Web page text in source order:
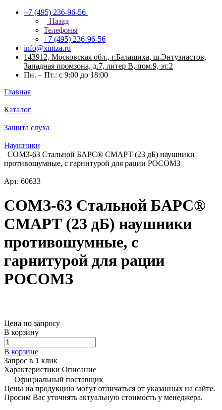
+7 (495) 236-96-56
Назад
Телефоны
+7 (495) 236-96-56
info@ximza.ru
143912, Московская обл., г.Балашиха, ш.Энтузиастов,
Западная промзона, д.7, литер В, пом.9, эт.2
Пн. – Пт.: с 9:00 до 18:00
Главная
Каталог
Защита слуха
Наушники
СОМЗ-63 Стальной БАРС® СМАРТ (23 дБ) наушники
противошумные, с гарнитурой для рации РОСОМЗ
Арт. 60633
СОМЗ-63 Стальной БАРС®
СМАРТ (23 дБ) наушники
противошумные, с
гарнитурой для рации
РОСОМЗ
Цена по запросу
В корзину
В корзине
Запрос в 1 клик
Характеристики Описание
Официальный поставщик
Цены на продукцию могут отличаться от указанных на сайте.
Просим Вас уточнять актуальную стоимость у менеджера.